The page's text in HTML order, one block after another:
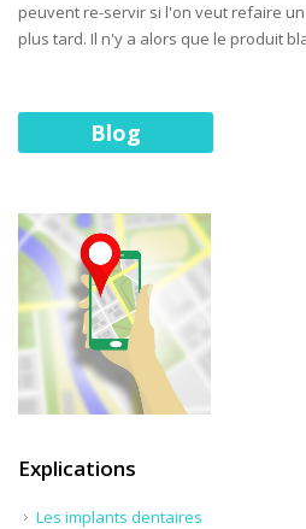
peuvent re-servir si l'on veut refaire
plus tard. Il n'y a alors que le produit
Blog
Explications
Les implants dentaires